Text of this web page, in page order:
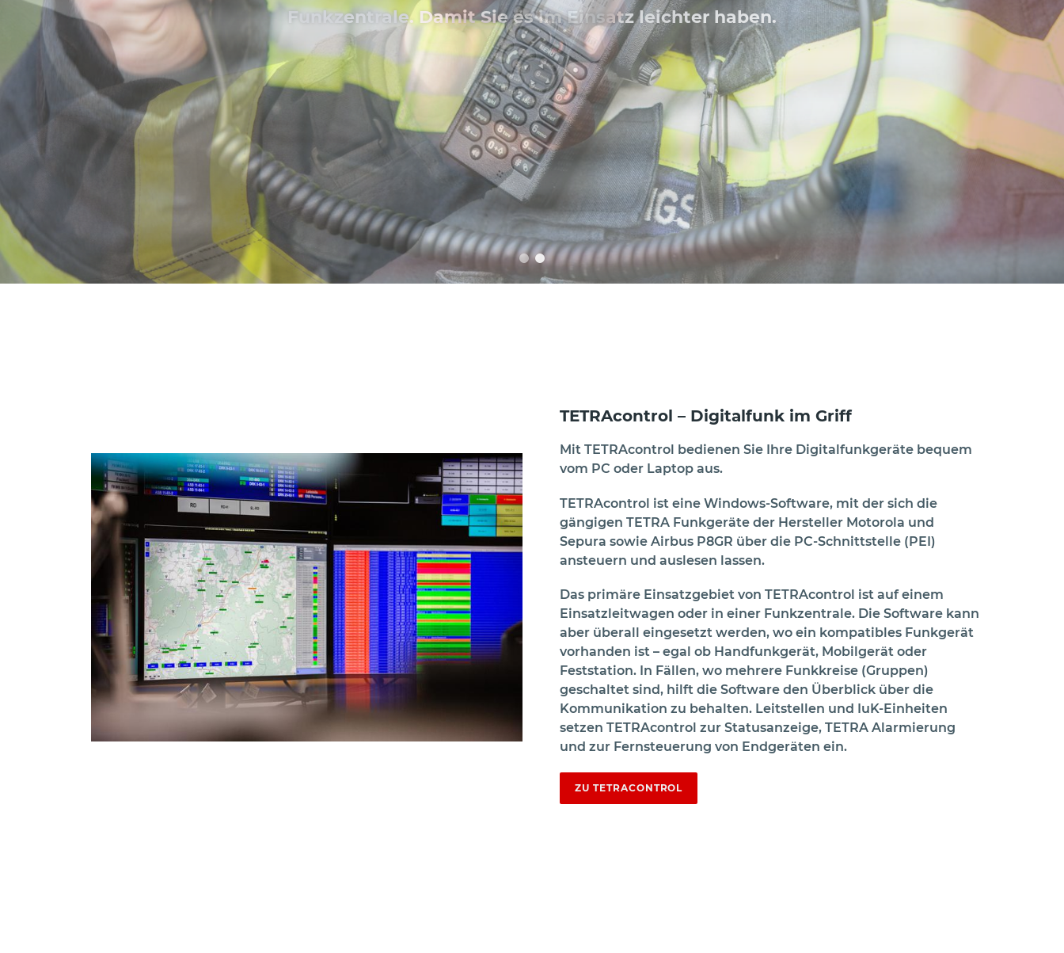
Steuern Sie ihren Einsatz schnell und sicher mit unseren IT Lösungen.
Damit Sie auch in hektischen Einsatzsituationen den Überblick behalten.
TETRAcontrol – Digitalfunk im Griff
Mit TETRAcontrol bedienen Sie Ihre Digitalfunkgeräte bequem
vom PC oder Laptop aus.
TETRAcontrol ist eine Windows-Software, mit der sich die
gängigen TETRA Funkgeräte der Hersteller Motorola und
Sepura sowie Airbus P8GR über die PC-Schnittstelle (PEI)
ansteuern und auslesen lassen.
Das primäre Einsatzgebiet von TETRAcontrol ist auf einem
Einsatzleitwagen oder in einer Funkzentrale. Die Software kann
aber überall eingesetzt werden, wo ein kompatibles Funkgerät
vorhanden ist – egal ob Handfunkgerät, Mobilgerät oder
Feststation. In Fällen, wo mehrere Funkkreise (Gruppen)
geschaltet sind, hilft die Software den Überblick über die
Kommunikation zu behalten. Leitstellen und IuK-Einheiten
setzen TETRAcontrol zur Statusanzeige, TETRA Alarmierung
und zur Fernsteuerung von Endgeräten ein.
ZU TETRACONTROL